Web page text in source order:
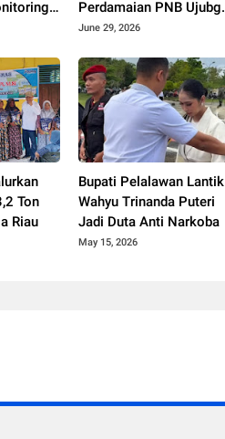
Perdamaian PNB Ujubg
Batu Dengab Warga
June 29, 2026
Ton
Riau
Bupati Pelalawan Lantik
Wahyu Trinanda Puteri
Jadi Duta Anti Narkoba
May 15, 2026